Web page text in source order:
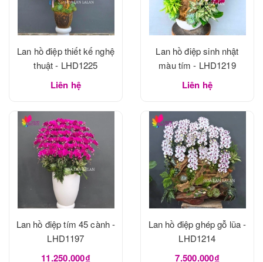
Lan hồ điệp thiết kế nghệ
thuật - LHD1225
Liên hệ
Lan hồ điệp sinh nhật
màu tím - LHD1219
Liên hệ
Lan hồ điệp tím 45 cành -
LHD1197
11.250.000₫
Lan hồ điệp ghép gỗ lũa -
LHD1214
7.500.000₫